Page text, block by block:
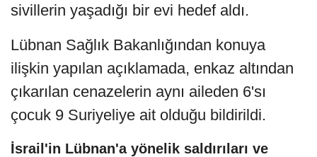
sivillerin yaşadığı bir evi hedef aldı.
Lübnan Sağlık Bakanlığından konuya
ilişkin yapılan açıklamada, enkaz altından
çıkarılan cenazelerin aynı aileden 6'sı
çocuk 9 Suriyeliye ait olduğu bildirildi.
İsrail'in Lübnan'a yönelik saldırıları ve